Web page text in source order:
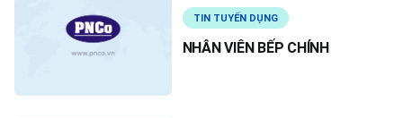
TIN TUYỂN DỤNG
NHÂN VIÊN BẾP CHÍNH